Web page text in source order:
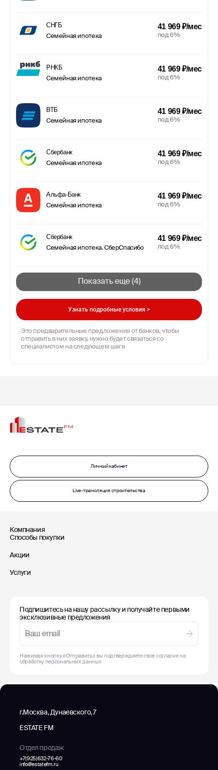
СНГБ
Семейная ипотека
41 969 ₽/мес
под 6%
РНКБ
Семейная ипотека
41 969 ₽/мес
под 6%
ВТБ
Семейная ипотека
41 969 ₽/мес
под 6%
Сбербанк
Семейная ипотека
41 969 ₽/мес
под 6%
Альфа-Банк
Семейная ипотека
41 969 ₽/мес
под 6%
Сбербанк
Семейная ипотека. СберСпасибо
41 969 ₽/мес
под 6%
Показать еще (4)
Узнать подробные условия >
Это предварительные предложения от банков, чтобы
отправить в них заявку, нужно будет связаться со
специалистом на следующем шаге
Личный кабинет
Live-трансляция строительства
Компнания
Способы покупки
Акции
Услуги
Подпишитесь на нашу рассылку и получайте первыми
эксклюзивные предложения
Нажимая кнопку «Отправить» вы подтверждаете свое согласие на
обработку персональных данных
г.Москва, Дунаевского, 7
ESTATE FM
Отдел продаж
+7(925)632-76-60
info@estatefm.ru